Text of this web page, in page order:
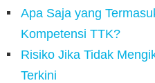
Apa Saja yang
Kompetensi TTK?
Risiko Jika Tidak
Terkini